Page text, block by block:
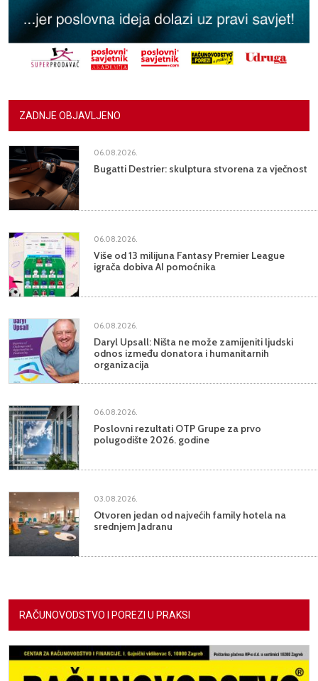
ZADNJE OBJAVLJENO
06.08.2026.
Bugatti Destrier: skulptura stvorena za vječnost
06.08.2026.
Više od 13 milijuna Fantasy Premier League
igrača dobiva AI pomoćnika
06.08.2026.
Daryl Upsall: Ništa ne može zamijeniti ljudski
odnos između donatora i humanitarnih
organizacija
06.08.2026.
Poslovni rezultati OTP Grupe za prvo
polugodište 2026. godine
03.08.2026.
Otvoren jedan od najvećih family hotela na
srednjem Jadranu
RAČUNOVODSTVO I POREZI U PRAKSI